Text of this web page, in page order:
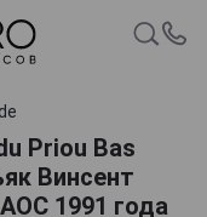
Priou Bas
Винсент
1991 года